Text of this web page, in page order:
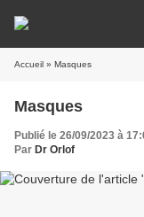
Accueil » Masques
Masques
Publié le 26/09/2023 à
Par Dr Orlof